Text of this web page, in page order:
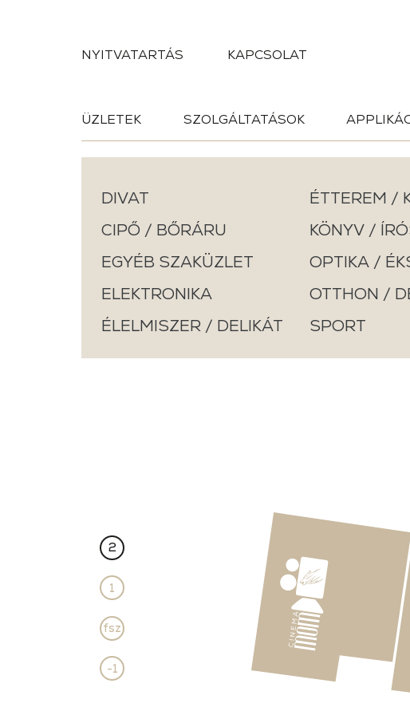
NYITVATARTÁS KAPCSOLAT
ÜZLETEK SZOLGÁLTATÁSOK
DIVAT
CIPŐ / BŐRÁRU
EGYÉB SZAKÜZLET
ELEKTRONIKA
ÉLELMISZER / DELIKÁT
ÉTTEREM /
KÖNYV /
OPTIKA /
OTTHON /
SPORT
2
1
fsz
-1